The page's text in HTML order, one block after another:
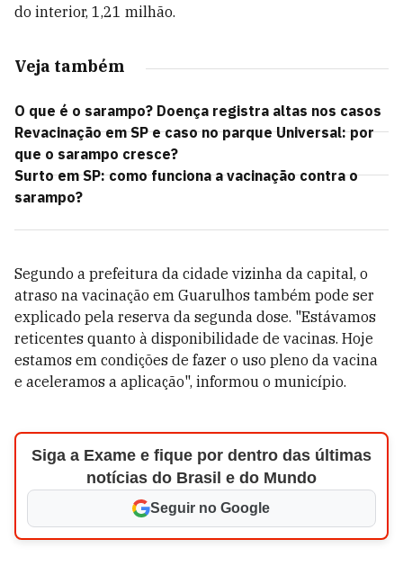
do interior, 1,21 milhão.
Veja também
O que é o sarampo? Doença registra altas nos casos
Revacinação em SP e caso no parque Universal: por
que o sarampo cresce?
Surto em SP: como funciona a vacinação contra o
sarampo?
Segundo a prefeitura da cidade vizinha da capital, o
atraso na vacinação em Guarulhos também pode ser
explicado pela reserva da segunda dose. "Estávamos
reticentes quanto à disponibilidade de vacinas. Hoje
estamos em condições de fazer o uso pleno da vacina
e aceleramos a aplicação", informou o município.
Siga a Exame e fique por dentro das últimas
notícias do Brasil e do Mundo
Seguir no Google